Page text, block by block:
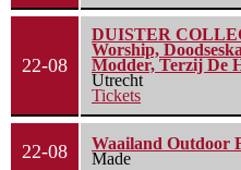
22-08
DUISTER
Worship,
Modder, Terzij De
Utrecht
Tickets
22-08
Waailand Outdoor
Made